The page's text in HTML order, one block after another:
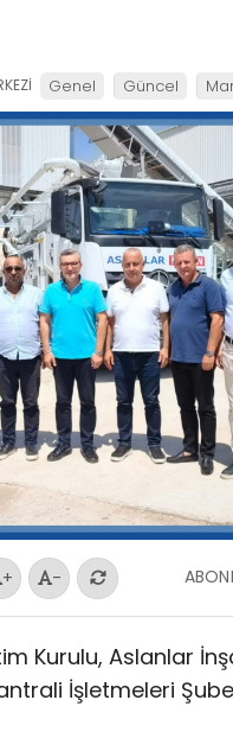
Genel Güncel
+ -
Kurulu, Aslanlar
İşletmeleri